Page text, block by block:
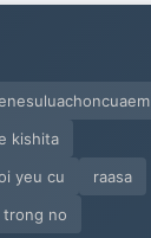
kishita
yeu cu
raasa
trong no